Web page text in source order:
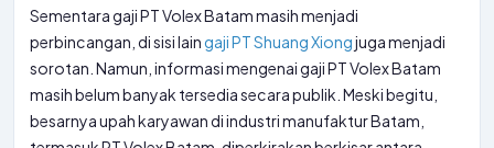
Sementara gaji PT Volex Batam masih menjadi
perbincangan, di sisi lain gaji PT Shuang Xiongjuga menjadi
sorotan. Namun, informasi mengenai gaji PT Volex Batam
masih belum banyak tersedia secara publik. Meski begitu,
besarnya upah karyawan di industri manufaktur Batam,